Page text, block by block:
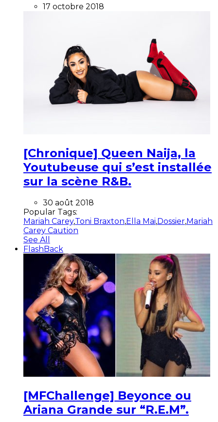
17 octobre 2018
[Chronique] Queen Naija, la
Youtubeuse qui s’est installée
sur la scène R&B.
30 août 2018
Popular Tags:
Mariah Carey,Toni Braxton,Ella Mai,Dossier,Mariah
Carey Caution
See All
FlashBack
[MFChallenge] Beyonce ou
Ariana Grande sur “R.E.M”.